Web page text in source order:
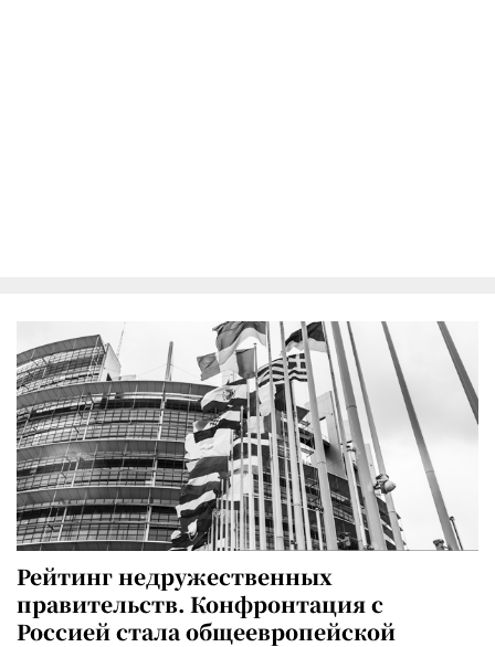
Рейтинг недружественных
правительств. Конфронтация с
Россией стала общеевропейской